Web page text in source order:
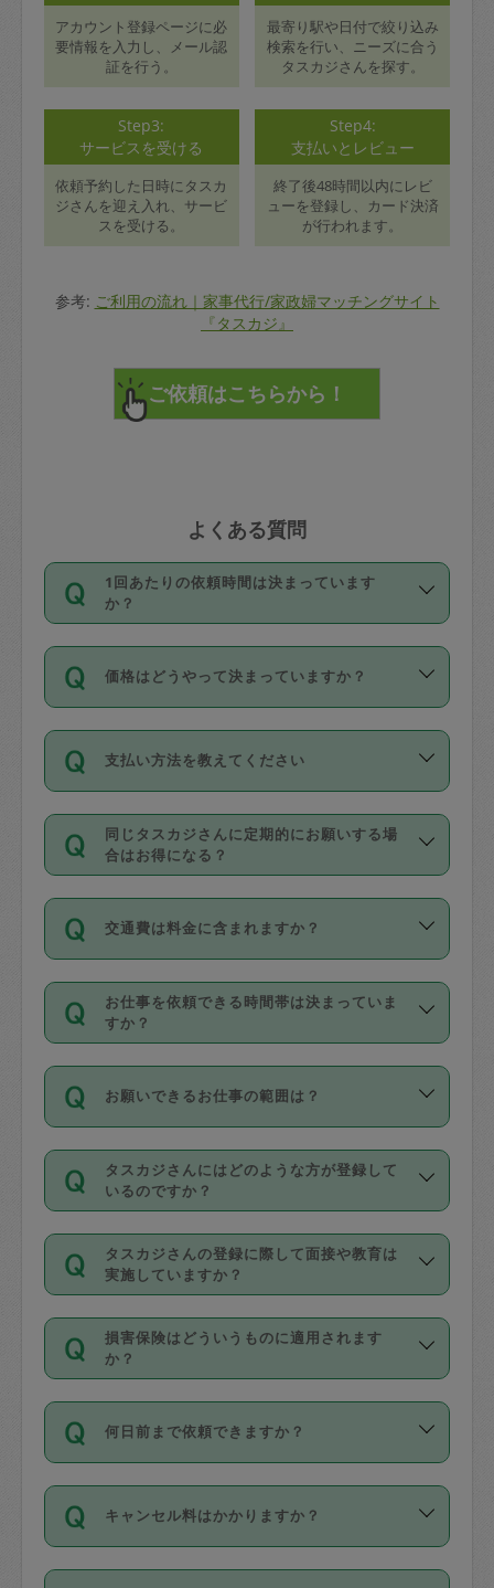
アカウント登録ページに必
要情報を入力し、メール認
証を行う。
最寄り駅や日付で絞り込み
検索を行い、ニーズに合う
タスカジさんを探す。
Step3:
サービスを受ける
依頼予約した日時にタスカ
ジさんを迎え入れ、サービ
スを受ける。
Step4:
支払いとレビュー
終了後48時間以内にレビ
ューを登録し、カード決済
が行われます。
参考: ご利用の流れ｜家事代行/家政婦マッチングサイト
『タスカジ』
よくある質問
1回あたりの依頼時間は決まっています
か？
依頼1回につき3時間固定です。3時間を
超えて依頼したい場合は、延長機能をご
利用ください。機能をご利用いただくに
の上事前申請することが必要です。な
お、3時間を下回っても、値引き等はござ
いません。
価格はどうやって決まっていますか？
11種類の価格帯の中からタスカジさん自
身が価格を選んで設定しています。
タスカジさんの価格設定には最初は制限
があり、レビュー件数、レビューの平均
値、などで除々に設定可能な最高額が上
がっていく仕組みになっています。
支払い方法を教えてください
お支払方法はクレジットカード（Visa／
Master／JCB／AMERICAN EXPRESS／
Diners Club）のみとなります。
を行う際にご入力ください。プロフィー
ル登録時にはご入力いただかなくても大
丈夫です。
デビットカード・プリペイドカード（Vプ
リカ、au WALLETなど）は支払にはご利
銀行振込や現金払いも対応していませ
なお、タスカジさんの交通費も、依頼料
金のご請求と合わせてお支払いとなりま
動計算で表示されます。
同じタスカジさんに定期的にお願いする場
合はお得になる？
依頼には「スポット」と「定期（毎週｜
隔週）」があり、「定期」の依頼は「ス
ポット」よりお得な料金でご利用できま
す。
定期の最低利用回数は設けていない代わ
りに、一定数を超えたキャンセルは有償
（例：毎週定期の場合は３回以上のキャ
ンセルが有償（1200円、隔週定期の場合
は２回以上のキャンセルが有償（1200
交通費は料金に含まれますか？
交通費は依頼料金とは別途発生し、依頼
料金のご請求と合わせてお支払いとなり
ます。交通費の金額は「依頼の詳細」に
お仕事を依頼できる時間帯は決まっていま
すか？
時間帯は3種類あります。いずれも１回あ
たり３時間です。
・ＡＭ ９時～１２時
・ＰＭ １３時～１６時
・夜 １８時～２１時
開始時間を２時間前後変更することが可
能です。依頼送信後、個別にタスカジさ
んにメッセージを送り調整してくださ
い。ただし、２時間を越えての調整はで
時間も被らない場合、損害保険の対象外
お願いできるお仕事の範囲は？
掃除、整理収納、洗濯、買い物、料理、
作り置きです。タスカジさんによってで
きる仕事の範囲が異なりますので、依頼
する前にタスカジさんのプロフィールで
確認してください。
基本的に、高所での作業や危険作業、屋
外での作業は対象外です。
タスカジさんにはどのような方が登録して
いるのですか？
主婦として長年の家事経験をお持ちの
方、栄養士・調理師といった資格者で保
育園や学校の給食やレストランで料理関
係の専門職に従事されていた方、日本で
すでにハウスキーパーや英語の先生とし
てお仕事をしているフィリピン出身の
社員など様々なバックグラウンドの方が
登録しています。
日本語も話せる方など様々です。
タスカジさんの登録に際して面接や教育は
実施していますか？
応募の際に、各自事務局との面接と説明
を行っています。その後、身分証明書の
写真提出をしていただいています。外国
確認しています。タスカジさんトレーニ
ング動画を使ったセルフトレーニングの
現場トライアルを受け、合格したタスカ
ジさんが活動されています。
損害保険はどういうものに適用されます
か？
依頼者とタスカジさんとの間でタスカジ
を通して成立した作業時間内での作業に
適用されます。作業範囲は、掃除、洗
です。作業中に物を壊したり、人にけが
をさせたりした場合が対象で、補償金額
何日前まで依頼できますか？
ご依頼は、現在を起点に3日後（72時間
以降）の日時から受付可能となっていま
す。
キャンセル料はかかりますか？
キャンセル料には、以下の2種類がありま